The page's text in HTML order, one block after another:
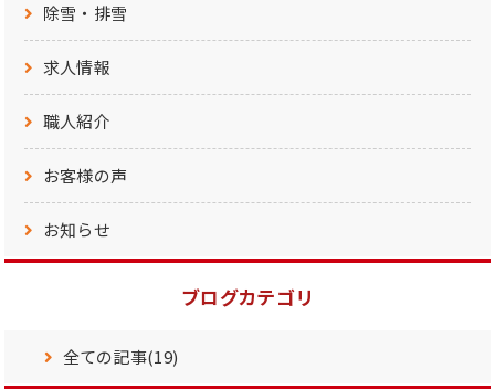
除雪・排雪
求人情報
職人紹介
お客様の声
お知らせ
ブログカテゴリ
全ての記事(19)